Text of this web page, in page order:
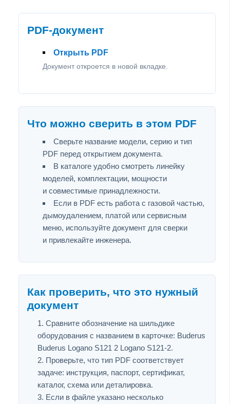
PDF-документ
Открыть PDF
Документ откроется в новой вкладке.
Что можно сверить в этом PDF
Сверьте название модели, серию и тип
PDF перед открытием документа.
В каталоге удобно смотреть линейку
моделей, комплектации, мощности
и совместимые принадлежности.
Если в PDF есть работа с газовой частью,
дымоудалением, платой или сервисным
меню, используйте документ для сверки
и привлекайте инженера.
Как проверить, что это нужный
документ
Сравните обозначение на шильдике
оборудования с названием в карточке: Buderus
Buderus Logano S121 2 Logano S121-2.
Проверьте, что тип PDF соответствует
задаче: инструкция, паспорт, сертификат,
каталог, схема или деталировка.
Если в файле указано несколько